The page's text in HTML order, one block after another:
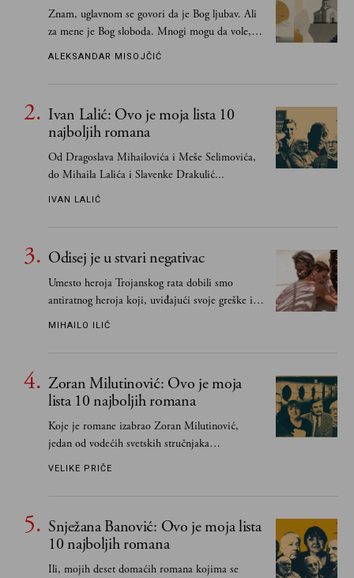
Znam, uglavnom se govori da je Bog ljubav. Ali
za mene je Bog sloboda. Mnogi mogu da vole, a
tek retki mogu da podnesu slobodu
ALEKSANDAR MISOJČIĆ
Ivan Lalić: Ovo je moja lista 10
najboljih romana
Od Dragoslava Mihailovića i Meše Selimovića,
do Mihaila Lalića i Slavenke Drakulić...
IVAN LALIĆ
Odisej je u stvari negativac
Umesto heroja Trojanskog rata dobili smo
antiratnog heroja koji, uviđajući svoje greške i
učeći na njima, shvata da postoje stvari koje su
MIHAILO ILIĆ
Zoran Milutinović: Ovo je moja
lista 10 najboljih romana
Koje je romane izabrao Zoran Milutinović,
jedan od vodećih svetskih stručnjaka
južnoslovenske književnosti
VELIKE PRIČE
Snježana Banović: Ovo je moja lista
10 najboljih romana
Ili, mojih deset domaćih romana kojima se